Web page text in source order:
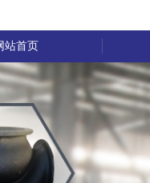
站首页